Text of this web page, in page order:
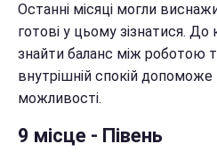
Останні місяці могли
готові у цьому зізнатися. До
знайти баланс між роботою
внутрішній спокій допоможе
можливості.
9 місце - Півень